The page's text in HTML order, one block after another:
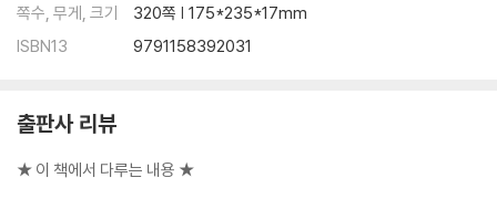
___2.5.3 이미지 인식
2.6 이번 장의 요점
3.1 강화학습의 기초가 된 마르코프 의사 결정 과정
___3.1.1 마르코프 가정
___3.1.2 마르코프 과정
쪽수, 무게, 크기
320쪽 | 175*235*17mm
ISBN13
9791158392031
출판사 리뷰
★ 이 책에서 다루는 내용 ★